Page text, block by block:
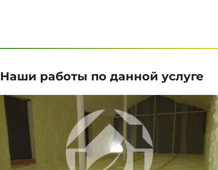
Наши работы по данной услуге